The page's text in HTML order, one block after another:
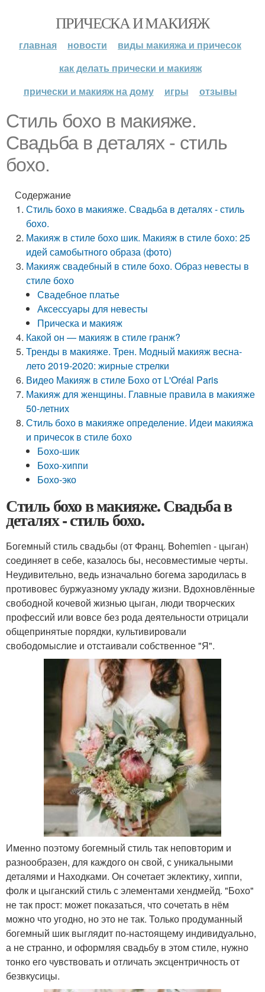
ПРИЧЕСКА И МАКИЯЖ
главная новости
виды макияжа и причесок
как делать прически и макияж
прически и макияж на дому
игры отзывы
Стиль бохо в макияже.
Свадьба в деталях - стиль
бохо.
Содержание
Стиль бохо в макияже. Свадьба в деталях - стиль
бохо.
Макияж в стиле бохо шик. Макияж в стиле бохо: 25
идей самобытного образа (фото)
Макияж свадебный в стиле бохо. Образ невесты в
стиле бохо
Свадебное платье
Аксессуары для невесты
Прическа и макияж
Какой он — макияж в стиле гранж?
Тренды в макияже. Трен. Модный макияж весна-
лето 2019-2020: жирные стрелки
Видео Макияж в стиле Бохо от L'Oréal Paris
Макияж для женщины. Главные правила в макияже
50-летних
Стиль бохо в макияже определение. Идеи макияжа
и причесок в стиле бохо
Бохо-шик
Бохо-хиппи
Бохо-эко
Стиль бохо в макияже. Свадьба в
деталях - стиль бохо.
Богемный стиль свадьбы (от Франц. Bohemien - цыган)
соединяет в себе, казалось бы, несовместимые черты.
Неудивительно, ведь изначально богема зародилась в
противовес буржуазному укладу жизни. Вдохновлённые
свободной кочевой жизнью цыган, люди творческих
профессий или вовсе без рода деятельности отрицали
общепринятые порядки, культивировали
свободомыслие и отстаивали собственное "Я".
Именно поэтому богемный стиль так неповторим и
разнообразен, для каждого он свой, с уникальными
деталями и Находками. Он сочетает эклектику, хиппи,
фолк и цыганский стиль с элементами хендмейд. "Бохо"
не так прост: может показаться, что сочетать в нём
можно что угодно, но это не так. Только продуманный
богемный шик выглядит по-настоящему индивидуально,
а не странно, и оформляя свадьбу в этом стиле, нужно
тонко его чувствовать и отличать эксцентричность от
безвкусицы.